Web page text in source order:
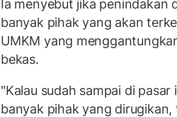
Ia menyebut jika penindakan
banyak pihak yang akan
UMKM yang
bekas.
"Kalau sudah sampai di
banyak pihak yang